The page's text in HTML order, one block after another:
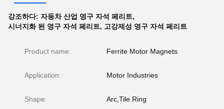
강조하다: 자동차 산업 영구 자석 페리트,
시너지화 된 영구 자석 페리트, 고강제성 영구 자석 페리트
Product name: Ferrite Motor Magnets
Application: Motor Industries
Shape: Arc,Tile Ring